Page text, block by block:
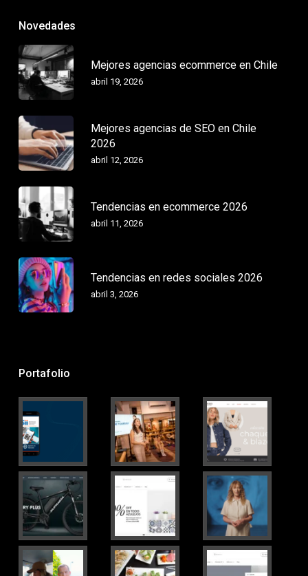
Novedades
Mejores agencias ecommerce en Chile
abril 19, 2026
Mejores agencias de SEO en Chile
2026
abril 12, 2026
Tendencias en ecommerce 2026
abril 11, 2026
Tendencias en redes sociales 2026
abril 3, 2026
Portafolio